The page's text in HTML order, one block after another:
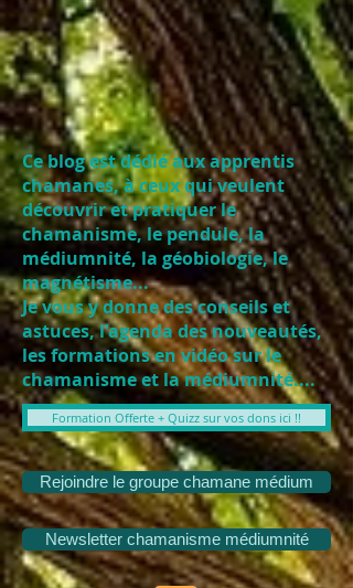
Ce blog est dédié aux apprentis
chamanes, à ceux qui veulent
découvrir et pratiquer le
chamanisme, le pendule, la
médiumnité, la géobiologie, le
magnétisme...
Je vous y donne des conseils et
astuces, l'agenda des nouveautés,
les formations en vidéo sur le
chamanisme et la médiumnité....
Formation Offerte + Quizz sur vos dons ici !!
Rejoindre le groupe chamane médium
Newsletter chamanisme médiumnité